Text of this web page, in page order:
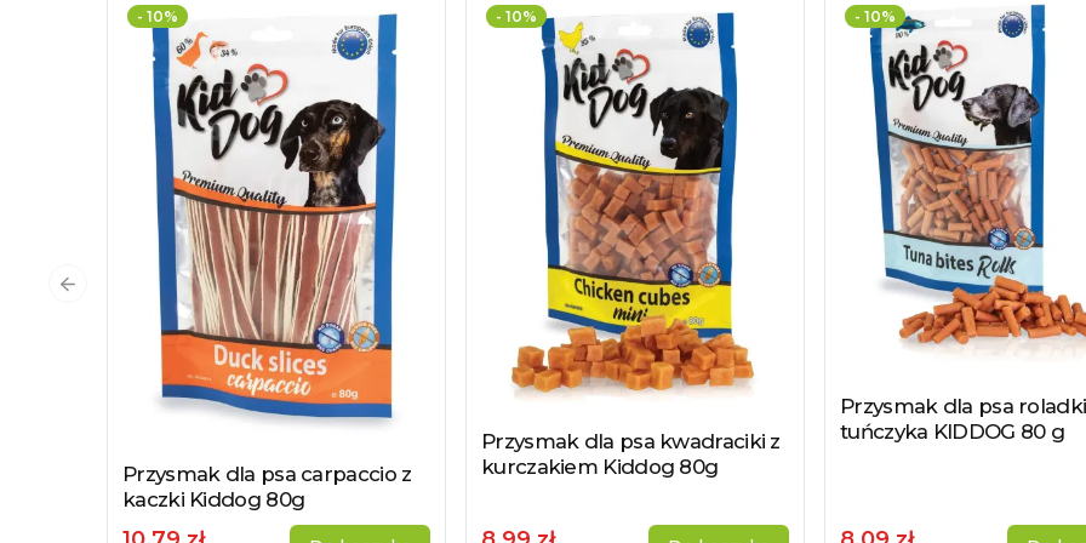
- 10%
Zobacz produkt
Przysmak dla psa carpaccio z
kaczki Kiddog 80g
- 10%
Zobacz produkt
Przysmak dla psa kwadraciki z
kurczakiem Kiddog 80g
- 10%
Zobacz produkt
Przysmak dla psa
tuńczyka KIDDOG 80 g
Poprzedni slajd